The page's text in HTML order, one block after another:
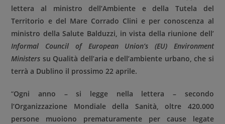
lettera al ministro dell’Ambiente e della Tutela del
Territorio e del Mare Corrado Clini e per conoscenza al
ministro della Salute Balduzzi, in vista della riunione dell’
Informal Council of European Union’s (EU) Environment
Ministers su Qualità dell’aria e dell’ambiente urbano, che si
terrà a Dublino il prossimo 22 aprile.
“Ogni anno – si legge nella lettera – secondo
l’Organizzazione Mondiale della Sanità, oltre 420.000
persone muoiono prematuramente per cause legate